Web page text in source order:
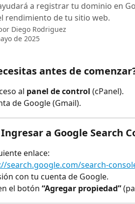
a registrar tu dominio en
rendimiento de tu sitio web.
Diego Rodriguez
de 2025
antes de
al panel de control (cPanel).
de Google (Gmail).
Ingresar a Google Search
enlace:
search.google.com/search-
con tu cuenta de Google.
el botón “Agregar propiedad”